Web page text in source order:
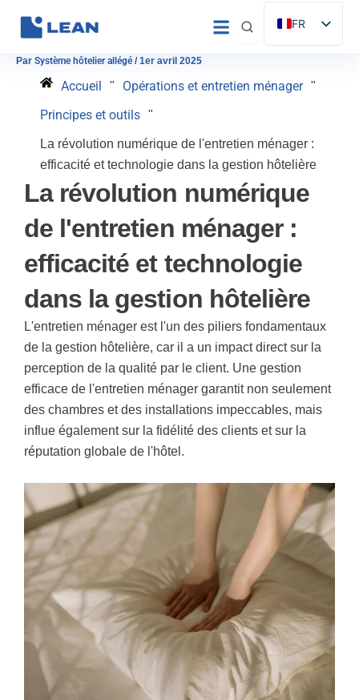
FR
ES
PT
Par Système hôtelier allégé /1er avril 2025
Accueil " Opérations et entretien ménager "
Principes et outils "
La révolution numérique de l'entretien ménager :
efficacité et technologie dans la gestion hôtelière
La révolution numérique
de l'entretien ménager :
efficacité et technologie
dans la gestion hôtelière
L'entretien ménager est l'un des piliers fondamentaux
de la gestion hôtelière, car il a un impact direct sur la
perception de la qualité par le client. Une gestion
efficace de l'entretien ménager garantit non seulement
des chambres et des installations impeccables, mais
influe également sur la fidélité des clients et sur la
réputation globale de l'hôtel.